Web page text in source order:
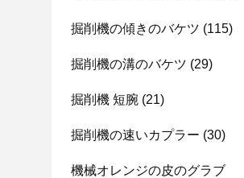
掘削機の傾きのバケツ (115)
掘削機の溝のバケツ (29)
掘削機 短腕 (21)
掘削機の速いカプラー (30)
機械オレンジの皮のグラブ